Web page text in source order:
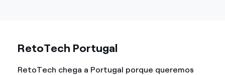
RetoTech Portugal
RetoTech chega a Portugal porque queremos